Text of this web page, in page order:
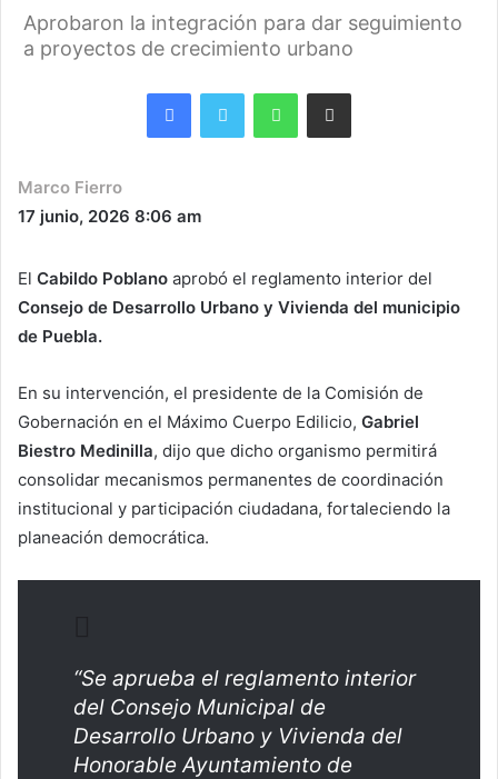
Aprobaron la integración para dar seguimiento
a proyectos de crecimiento urbano
FacebookTwitter WhatsAppShare via Email
Marco Fierro
17 junio, 2026 8:06 am
El Cabildo Poblano aprobó el reglamento interior del
Consejo de Desarrollo Urbano y Vivienda del municipio
de Puebla.
En su intervención, el presidente de la Comisión de
Gobernación en el Máximo Cuerpo Edilicio, Gabriel
Biestro Medinilla, dijo que dicho organismo permitirá
consolidar mecanismos permanentes de coordinación
institucional y participación ciudadana, fortaleciendo la
planeación democrática.
“Se aprueba el reglamento interior
del Consejo Municipal de
Desarrollo Urbano y Vivienda del
Honorable Ayuntamiento de